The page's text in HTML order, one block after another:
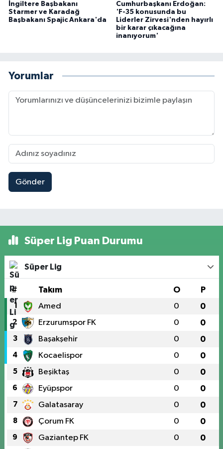
İngiltere Başbakanı
Starmer ve Karadağ
Başbakanı Spajic Ankara'da
Cumhurbaşkanı Erdoğan:
'F-35 konusunda bu
Liderler Zirvesi'nden hayırlı
bir karar çıkacağına
inanıyorum'
Yorumlar
Gönder
Süper Lig Puan Durumu
Süper Lig
# Takım O P
1 Amed 0 0
2 Erzurumspor FK 0 0
3 Başakşehir 0 0
4 Kocaelispor 0 0
5 Beşiktaş 0 0
6 Eyüpspor 0 0
7 Galatasaray 0 0
8 Çorum FK 0 0
9 Gaziantep FK 0 0